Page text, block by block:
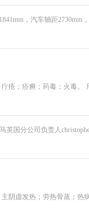
，汽车轴距
疮；疥癣；药毒；火毒。
国分公司负责人
阴虚发热；劳热骨蒸；热